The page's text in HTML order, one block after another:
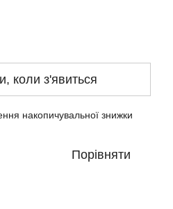
коли з'явиться
накопичувальної знижки
Порівняти